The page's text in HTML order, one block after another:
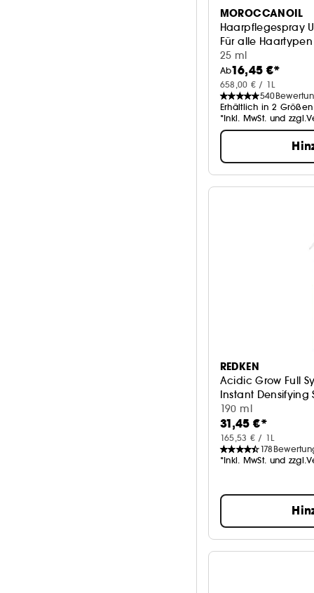
MOROCCANOIL
Haarpflegespray
Für alle Haartypen
25 ml
Ab16,45 €*
658,00 € / 1L
540
Erhältlich in 2 Größen
*Inkl. MwSt. und
REDKEN
Acidic Grow Full
Instant Densifying
190 ml
31,45 €*
165,53 € / 1L
178
*Inkl. MwSt. und